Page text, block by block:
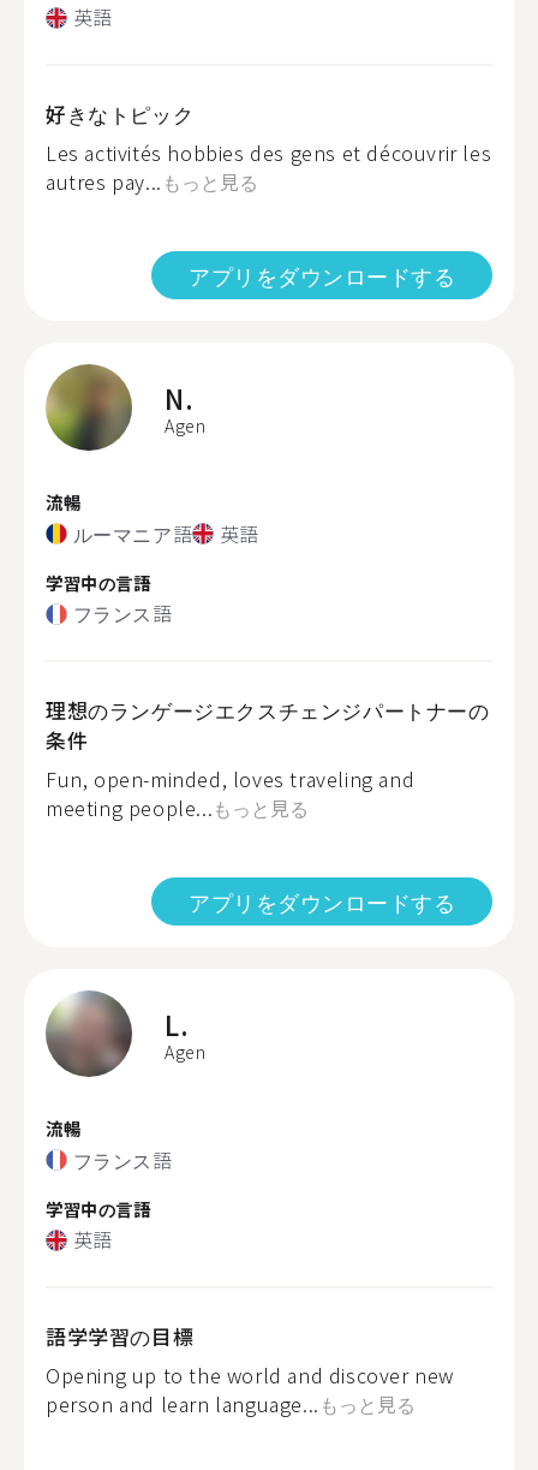
英語
好きなトピック
Les activités hobbies des gens et découvrir les
autres pay... もっと見る
アプリをダウンロードする
N.
Agen
流暢
ルーマニア語 英語
学習中の言語
フランス語
理想のランゲージエクスチェンジパートナーの
条件
Fun, open-minded, loves traveling and
meeting people...もっと見る
アプリをダウンロードする
L.
Agen
流暢
フランス語
学習中の言語
英語
語学学習の目標
Opening up to the world and discover new
person and learn language... もっと見る